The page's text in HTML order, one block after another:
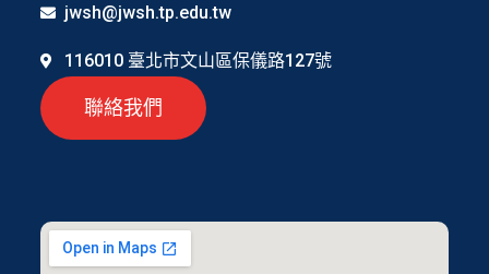
jwsh@jwsh.tp.edu.tw
116010 臺北市文山區保儀路127號
聯絡我們